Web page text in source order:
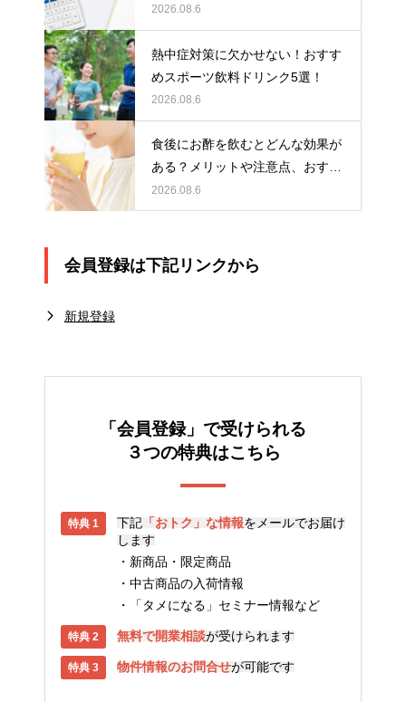
ないお金の使い方
2026.08.6
熱中症対策に欠かせない！おすす
めスポーツ飲料ドリンク5選！
2026.08.6
食後にお酢を飲むとどんな効果が
ある？メリットや注意点、おすす
めの取り入れ方を紹介
2026.08.6
会員登録は下記リンクから
新規登録
「会員登録」で受けられる
３つの特典はこちら
下記 「おトク」な情報をメールでお届け
します
新商品・限定商品
中古商品の入荷情報
「タメになる」セミナー情報など
無料で開業相談が受けられます
物件情報のお問合せが可能です